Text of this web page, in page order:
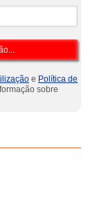
e Política de
sobre